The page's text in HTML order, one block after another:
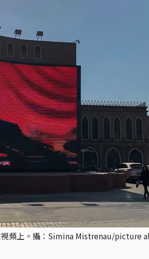
頻上。攝：Simina Mistrenau/picture